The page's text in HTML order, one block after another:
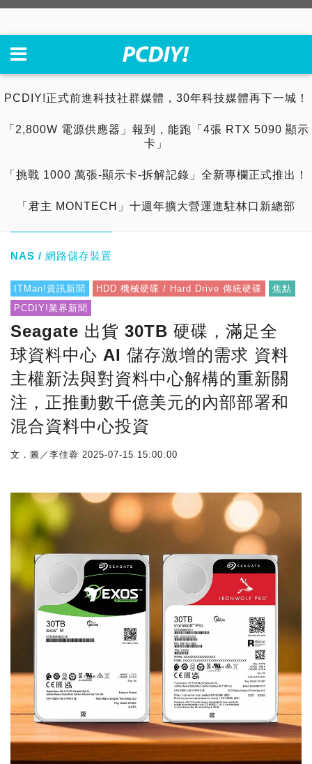
PCDIY!正式前進科技社群媒體，30年科技媒體再下一城！
「2,800W 電源供應器」報到，能跑「4張 RTX 5090 顯示
卡」
「挑戰 1000 萬張-顯示卡-拆解記錄」全新專欄正式推出！
「君主 MONTECH」十週年擴大營運進駐林口新總部
NAS / 網路儲存裝置
ITMan!資訊新聞 HDD 機械硬碟 / Hard Drive 傳統硬碟
焦點
PCDIY!業界新聞
Seagate 出貨 30TB 硬碟，滿足全
球資料中心 AI 儲存激增的需求 資料
主權新法與對資料中心解構的重新關
注，正推動數千億美元的內部部署和
混合資料中心投資
文．圖／李佳蓉 2025-07-15 15:00:00